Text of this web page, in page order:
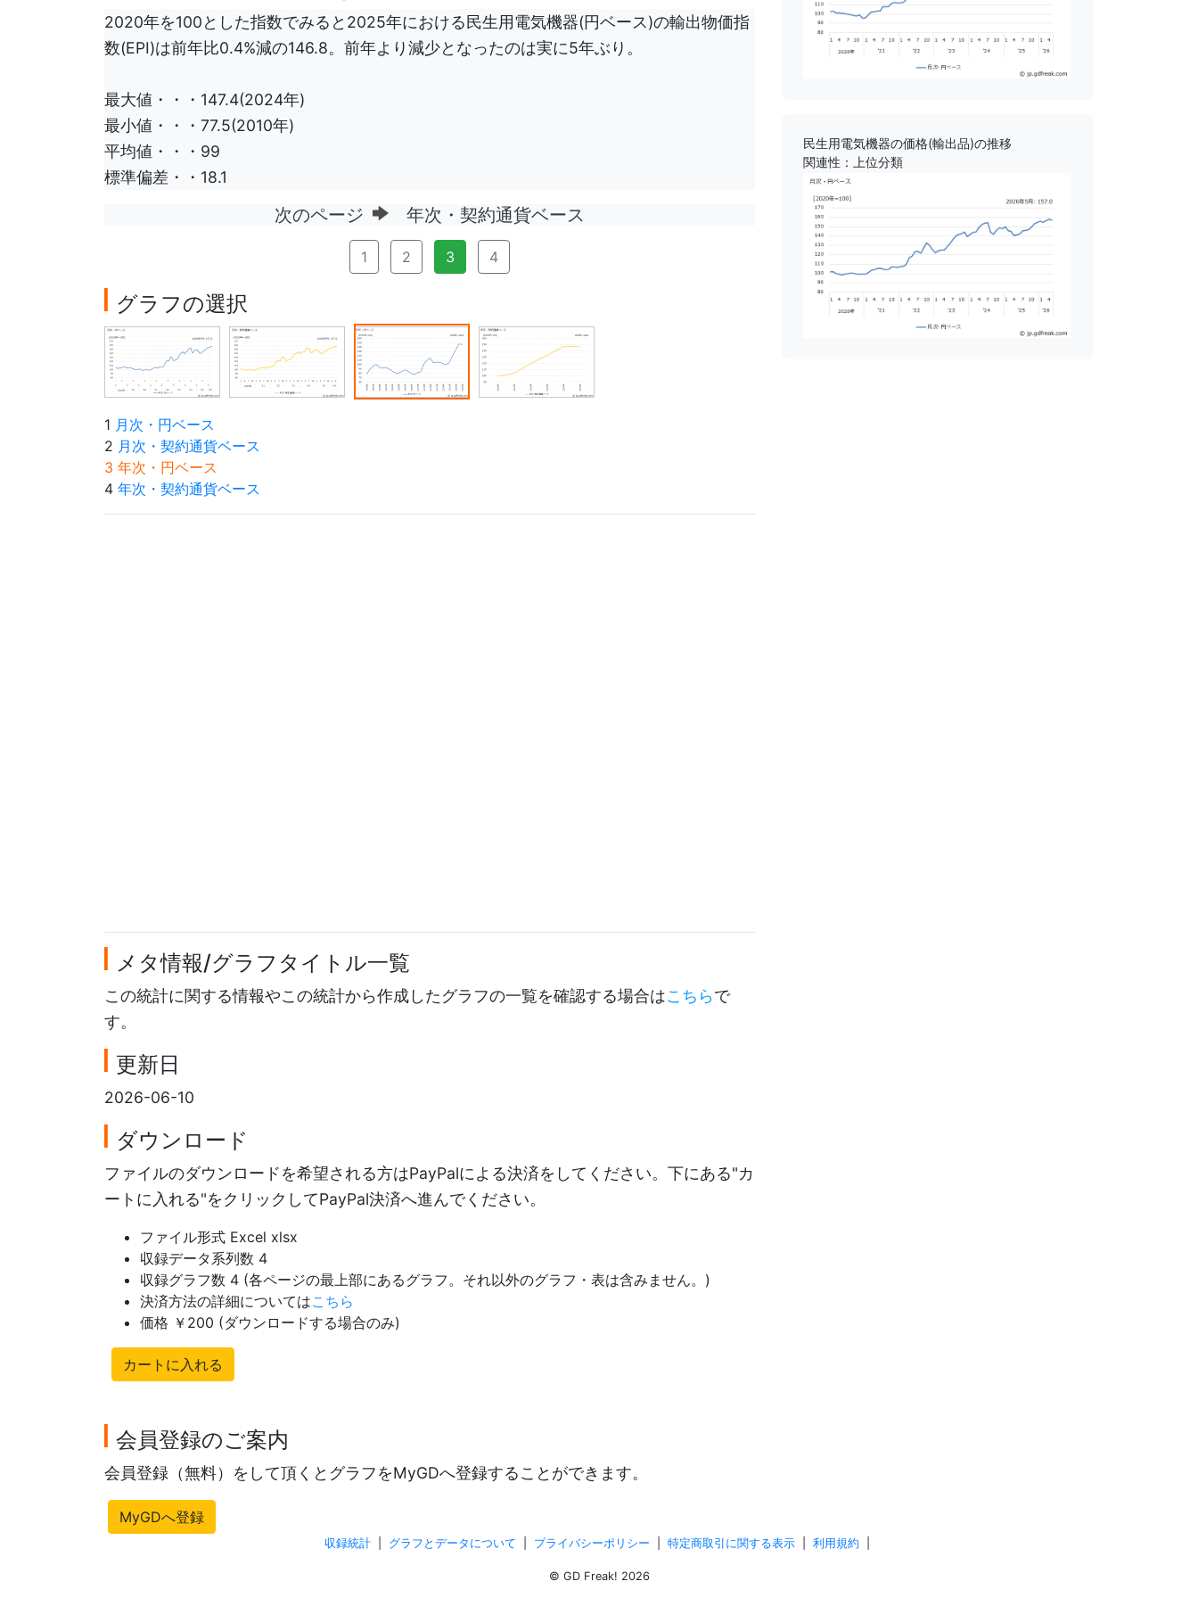
2020年を100とした指数でみると2025年における民生用電気機器(円ベース)の輸出物価指
数(EPI)は前年比0.4%減の146.8。前年より減少となったのは実に5年ぶり。
最大値・・・147.4(2024年)
最小値・・・77.5(2010年)
平均値・・・99
標準偏差・・18.1
次のページ 年次・契約通貨ベース
1 2 3 4
グラフの選択
1 月次・円ベース
2 月次・契約通貨ベース
3 年次・円ベース
4 年次・契約通貨ベース
メタ情報/グラフタイトル一覧
この統計に関する情報やこの統計から作成したグラフの一覧を確認する場合はこちらで
す。
更新日
2026-06-10
ダウンロード
ファイルのダウンロードを希望される方はPayPalによる決済をしてください。下にある"カ
ートに入れる"をクリックしてPayPal決済へ進んでください。
ファイル形式 Excel xlsx
収録データ系列数 4
収録グラフ数 4 (各ページの最上部にあるグラフ。それ以外のグラフ・表は含みません。)
決済方法の詳細についてはこちら
価格 ￥200 (ダウンロードする場合のみ)
カートに入れる
会員登録のご案内
会員登録（無料）をして頂くとグラフをMyGDへ登録することができます。
MyGDへ登録
民生用電気機器の価格(輸出品)の推移
関連性：上位分類
収録統計 グラフとデータについて プライバシーポリシー 特定商取引に関する表示 利用規約
© GD Freak! 2026